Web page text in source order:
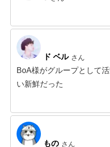
ド ベル さん
BoA様がグループとして
い新鮮だった
もの さん